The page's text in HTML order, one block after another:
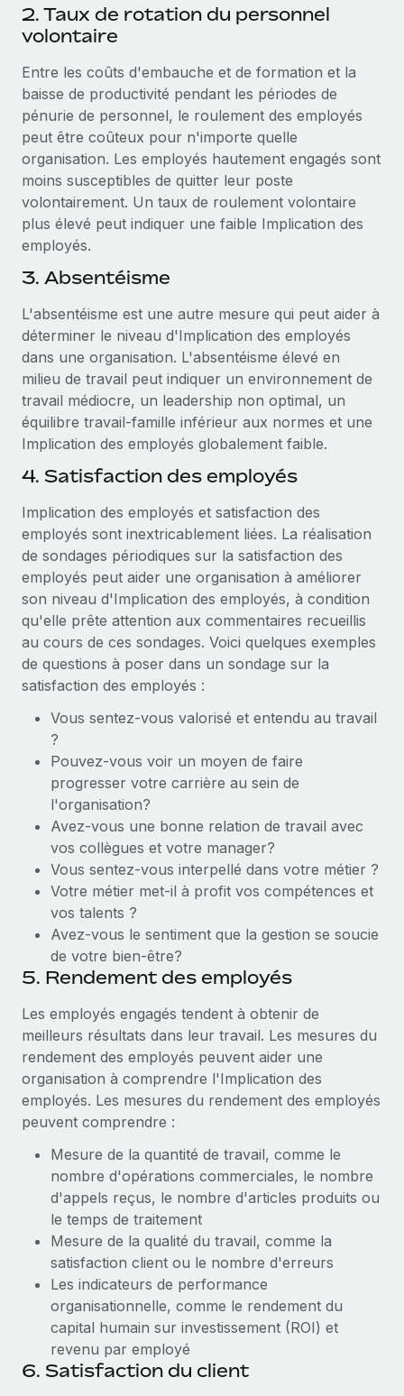
2. Taux de rotation du personnel
volontaire
Entre les coûts d'embauche et de formation et la
baisse de productivité pendant les périodes de
pénurie de personnel, le roulement des employés
peut être coûteux pour n'importe quelle
organisation. Les employés hautement engagés sont
moins susceptibles de quitter leur poste
volontairement. Un taux de roulement volontaire
plus élevé peut indiquer une faible Implication des
employés.
3. Absentéisme
L'absentéisme est une autre mesure qui peut aider à
déterminer le niveau d'Implication des employés
dans une organisation. L'absentéisme élevé en
milieu de travail peut indiquer un environnement de
travail médiocre, un leadership non optimal, un
équilibre travail-famille inférieur aux normes et une
Implication des employés globalement faible.
4. Satisfaction des employés
Implication des employés et satisfaction des
employés sont inextricablement liées. La réalisation
de sondages périodiques sur la satisfaction des
employés peut aider une organisation à améliorer
son niveau d'Implication des employés, à condition
qu'elle prête attention aux commentaires recueillis
au cours de ces sondages. Voici quelques exemples
de questions à poser dans un sondage sur la
satisfaction des employés :
Vous sentez-vous valorisé et entendu au travail
?
Pouvez-vous voir un moyen de faire
progresser votre carrière au sein de
l'organisation?
Avez-vous une bonne relation de travail avec
vos collègues et votre manager?
Vous sentez-vous interpellé dans votre métier ?
Votre métier met-il à profit vos compétences et
vos talents ?
Avez-vous le sentiment que la gestion se soucie
de votre bien-être?
5. Rendement des employés
Les employés engagés tendent à obtenir de
meilleurs résultats dans leur travail. Les mesures du
rendement des employés peuvent aider une
organisation à comprendre l'Implication des
employés. Les mesures du rendement des employés
peuvent comprendre :
Mesure de la quantité de travail, comme le
nombre d'opérations commerciales, le nombre
d'appels reçus, le nombre d'articles produits ou
le temps de traitement
Mesure de la qualité du travail, comme la
satisfaction client ou le nombre d'erreurs
Les indicateurs de performance
organisationnelle, comme le rendement du
capital humain sur investissement (ROI) et
revenu par employé
6. Satisfaction du client